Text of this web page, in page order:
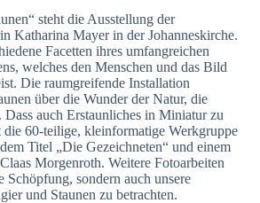
steht die Ausstellung der
Katharina Mayer in der Johanneskirche.
Facetten ihres umfangreichen
welches den Menschen und das Bild
Die raumgreifende Installation
über die Wunder der Natur, die
auch Erstaunliches in Miniatur zu
60-teilige, kleinformatige Werkgruppe
Titel „Die Gezeichneten“ und einem
Morgenroth. Weitere Fotoarbeiten
Schöpfung, sondern auch unsere
und Staunen zu betrachten.